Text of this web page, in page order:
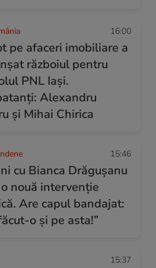
16:00
pe afaceri imobiliare a
războiul pentru
PNL Iași.
Alexandru
și Mihai Chirica
15:46
cu Bianca Drăgușanu
nouă intervenție
Are capul bandajat:
o și pe asta!”
15:37